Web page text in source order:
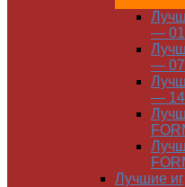
—
—
—
Лучшие